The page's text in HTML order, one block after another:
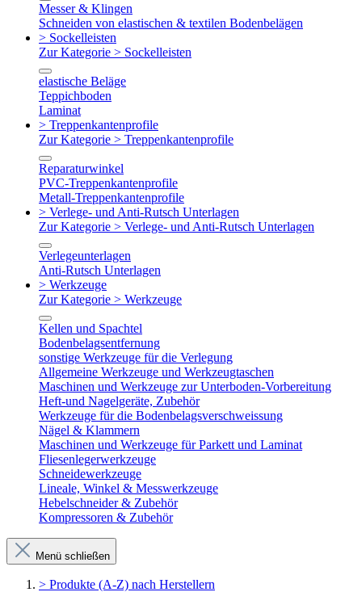
Messer & Klingen
Schneiden von elastischen & textilen Bodenbelägen
> Sockelleisten
Zur Kategorie > Sockelleisten
elastische Beläge
Teppichboden
Laminat
> Treppenkantenprofile
Zur Kategorie > Treppenkantenprofile
Reparaturwinkel
PVC-Treppenkantenprofile
Metall-Treppenkantenprofile
> Verlege- und Anti-Rutsch Unterlagen
Zur Kategorie > Verlege- und Anti-Rutsch Unterlagen
Verlegeunterlagen
Anti-Rutsch Unterlagen
> Werkzeuge
Zur Kategorie > Werkzeuge
Kellen und Spachtel
Bodenbelagsentfernung
sonstige Werkzeuge für die Verlegung
Allgemeine Werkzeuge und Werkzeugtaschen
Maschinen und Werkzeuge zur Unterboden-Vorbereitung
Heft-und Nagelgeräte, Zubehör
Werkzeuge für die Bodenbelagsverschweissung
Nägel & Klammern
Maschinen und Werkzeuge für Parkett und Laminat
Fliesenlegerwerkzeuge
Schneidewerkzeuge
Lineale, Winkel & Messwerkzeuge
Hebelschneider & Zubehör
Kompressoren & Zubehör
Menü schließen
> Produkte (A-Z) nach Herstellern